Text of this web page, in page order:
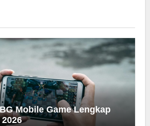
Mobile Game Lengkap